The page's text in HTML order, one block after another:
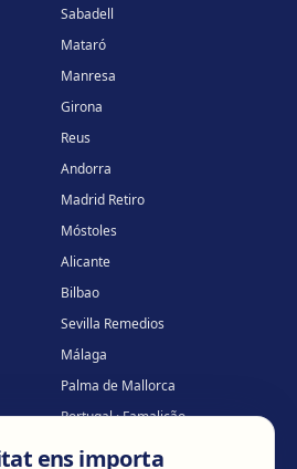
Sabadell
Mataró
Manresa
Girona
Reus
Andorra
Madrid Retiro
Móstoles
Alicante
Bilbao
Sevilla Remedios
Málaga
Palma de Mallorca
Portugal · Famalicão
Clínica virtual *
ens importa